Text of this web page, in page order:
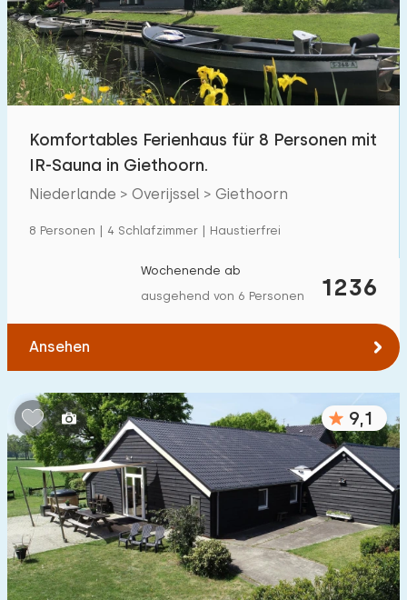
Schwimmbad 500 +
Eingezäunter Garten 131
Haustierfrei 359
Ladestation Auto
€ 0 — € 1000+
Schlafzimmern:
1 2 3 4 5
Badezimmer:
1 2 3 4 5
Komfortables Ferienhaus für 8 Personen mit
IR-Sauna in Giethoorn.
Niederlande > Overijssel > Giethoorn
8 Personen | 4 Schlafzimmer | Haustierfrei
1236
Wochenende ab
ausgehend von 6 Personen
Ansehen
9,1